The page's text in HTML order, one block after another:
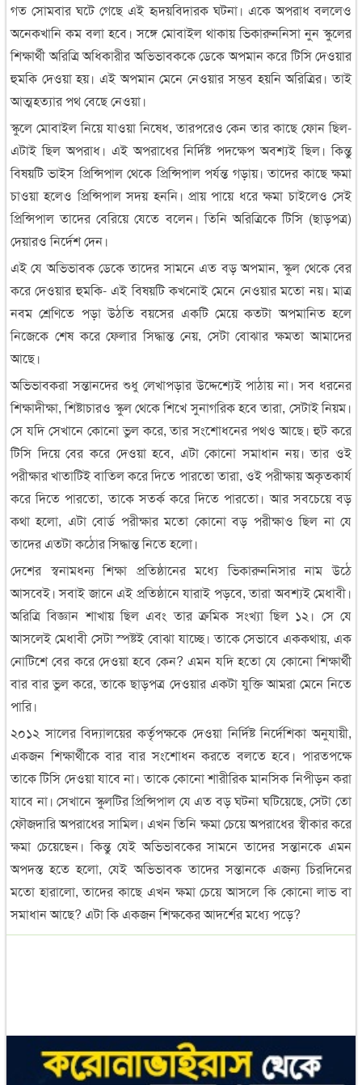
গত সোমবার ঘটে গেছে এই হৃদয়বিদারক ঘটনা। একে অপরাধ বললেও
অনেকখানি কম বলা হবে। সঙ্গে মোবাইল থাকায় ভিকারুননিসা নুন স্কুলের
শিক্ষার্থী অরিত্রি অধিকারীর অভিভাবককে ডেকে অপমান করে টিসি দেওয়ার
হুমকি দেওয়া হয়। এই অপমান মেনে নেওয়ার সম্ভব হয়নি অরিত্রির। তাই
আত্মহত্যার পথ বেছে নেওয়া।
স্কুলে মোবাইল নিয়ে যাওয়া নিষেধ, তারপরেও কেন তার কাছে ফোন ছিল-
এটাই ছিল অপরাধ। এই অপরাধের নির্দিষ্ট পদক্ষেপ অবশ্যই ছিল। কিন্তু
বিষয়টি ভাইস প্রিন্সিপাল থেকে প্রিন্সিপাল পর্যন্ত গড়ায়। তাদের কাছে ক্ষমা
চাওয়া হলেও প্রিন্সিপাল সদয় হননি। প্রায় পায়ে ধরে ক্ষমা চাইলেও সেই
প্রিন্সিপাল তাদের বেরিয়ে যেতে বলেন। তিনি অরিত্রিকে টিসি (ছাড়পত্র)
দেয়ারও নির্দেশ দেন।
এই যে অভিভাবক ডেকে তাদের সামনে এত বড় অপমান, স্কুল থেকে বের
করে দেওয়ার হুমকি- এই বিষয়টি কখনোই মেনে নেওয়ার মতো নয়। মাত্র
নবম শ্রেণিতে পড়া উঠতি বয়সের একটি মেয়ে কতটা অপমানিত হলে
নিজেকে শেষ করে ফেলার সিদ্ধান্ত নেয়, সেটা বোঝার ক্ষমতা আমাদের
আছে।
অভিভাবকরা সন্তানদের শুধু লেখাপড়ার উদ্দেশ্যেই পাঠায় না। সব ধরনের
শিক্ষাদীক্ষা, শিষ্টাচারও স্কুল থেকে শিখে সুনাগরিক হবে তারা, সেটাই নিয়ম।
সে যদি সেখানে কোনো ভুল করে, তার সংশোধনের পথও আছে। হুট করে
টিসি দিয়ে বের করে দেওয়া হবে, এটা কোনো সমাধান নয়। তার ওই
পরীক্ষার খাতাটিই বাতিল করে দিতে পারতো তারা, ওই পরীক্ষায় অকৃতকার্য
করে দিতে পারতো, তাকে সতর্ক করে দিতে পারতো। আর সবচেয়ে বড়
কথা হলো, এটা বোর্ড পরীক্ষার মতো কোনো বড় পরীক্ষাও ছিল না যে
তাদের এতটা কঠোর সিদ্ধান্ত নিতে হলো।
দেশের স্বনামধন্য শিক্ষা প্রতিষ্ঠানের মধ্যে ভিকারুননিসার নাম উঠে
আসবেই। সবাই জানে এই প্রতিষ্ঠানে যারাই পড়বে, তারা অবশ্যই মেধাবী।
অরিত্রি বিজ্ঞান শাখায় ছিল এবং তার ক্রমিক সংখ্যা ছিল ১২। সে যে
আসলেই মেধাবী সেটা স্পষ্টই বোঝা যাচ্ছে। তাকে সেভাবে এককথায়, এক
নোটিশে বের করে দেওয়া হবে কেন? এমন যদি হতো যে কোনো শিক্ষার্থী
বার বার ভুল করে, তাকে ছাড়পত্র দেওয়ার একটা যুক্তি আমরা মেনে নিতে
পারি।
২০১২ সালের বিদ্যালয়ের কর্তৃপক্ষকে দেওয়া নির্দিষ্ট নির্দেশিকা অনুযায়ী,
একজন শিক্ষার্থীকে বার বার সংশোধন করতে বলতে হবে। পারতপক্ষে
তাকে টিসি দেওয়া যাবে না। তাকে কোনো শারীরিক মানসিক নিপীড়ন করা
যাবে না। সেখানে স্কুলটির প্রিন্সিপাল যে এত বড় ঘটনা ঘটিয়েছে, সেটা তো
ফৌজদারি অপরাধের সামিল। এখন তিনি ক্ষমা চেয়ে অপরাধের স্বীকার করে
ক্ষমা চেয়েছেন। কিন্তু যেই অভিভাবকের সামনে তাদের সন্তানকে এমন
অপদস্ত হতে হলো, যেই অভিভাবক তাদের সন্তানকে এজন্য চিরদিনের
মতো হারালো, তাদের কাছে এখন ক্ষমা চেয়ে আসলে কি কোনো লাভ বা
সমাধান আছে? এটা কি একজন শিক্ষকের আদর্শের মধ্যে পড়ে?